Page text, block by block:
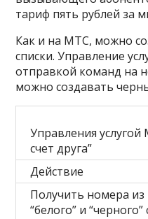
тариф пять рублей за
Как и на МТС, можно
списки. Управление
отправкой команд на
можно создавать
Управления
счет друга”
Действие
Получить номера из
“белого” и “черного”